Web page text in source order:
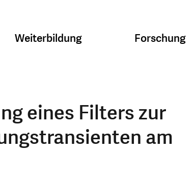
Weiterbildung Forschung
eines Filters zur
am